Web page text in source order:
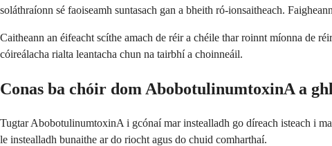
soláthraíonn sé faoiseamh suntasach gan a bheith ró-ionsaitheach.
Caitheann an éifeacht scíthe amach de réir a chéile thar roinnt míonna de
cóireálacha rialta leantacha chun na tairbhí a choinneáil.
Conas ba chóir dom AbobotulinumtoxinA a
Tugtar AbobotulinumtoxinA i gcónaí mar instealladh go díreach isteach i
le instealladh bunaithe ar do riocht agus do chuid comharthaí.